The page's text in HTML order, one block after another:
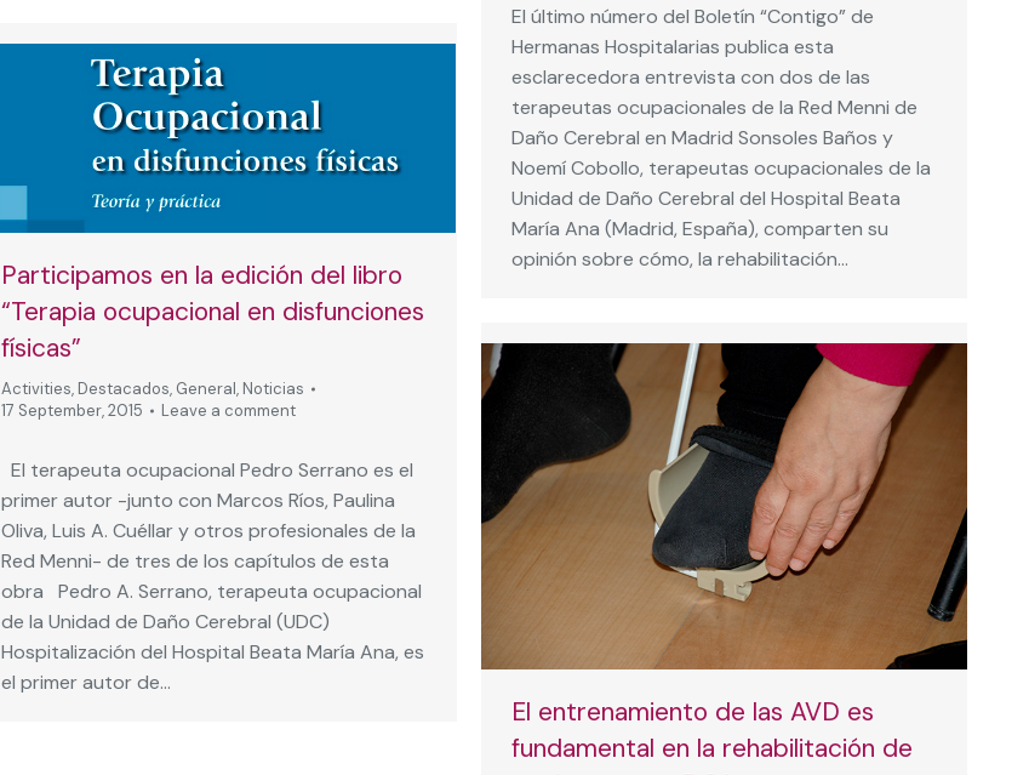
El último número del Boletín “Contigo” de
Hermanas Hospitalarias publica esta
esclarecedora entrevista con dos de las
terapeutas ocupacionales de la Red Menni de
Daño Cerebral en Madrid Sonsoles Baños y
Noemí Cobollo, terapeutas ocupacionales de la
Unidad de Daño Cerebral del Hospital Beata
María Ana (Madrid, España), comparten su
opinión sobre cómo, la rehabilitación…
Participamos en la edición del libro
“Terapia ocupacional en disfunciones
físicas”
Activities, Destacados, General, Noticias
17 September, 2015
Leave a comment
El terapeuta ocupacional Pedro Serrano es el
primer autor -junto con Marcos Ríos, Paulina
Oliva, Luis A. Cuéllar y otros profesionales de la
Red Menni- de tres de los capítulos de esta
obra Pedro A. Serrano, terapeuta ocupacional
de la Unidad de Daño Cerebral (UDC)
Hospitalización del Hospital Beata María Ana, es
el primer autor de…
El entrenamiento de las AVD es
fundamental en la rehabilitación de